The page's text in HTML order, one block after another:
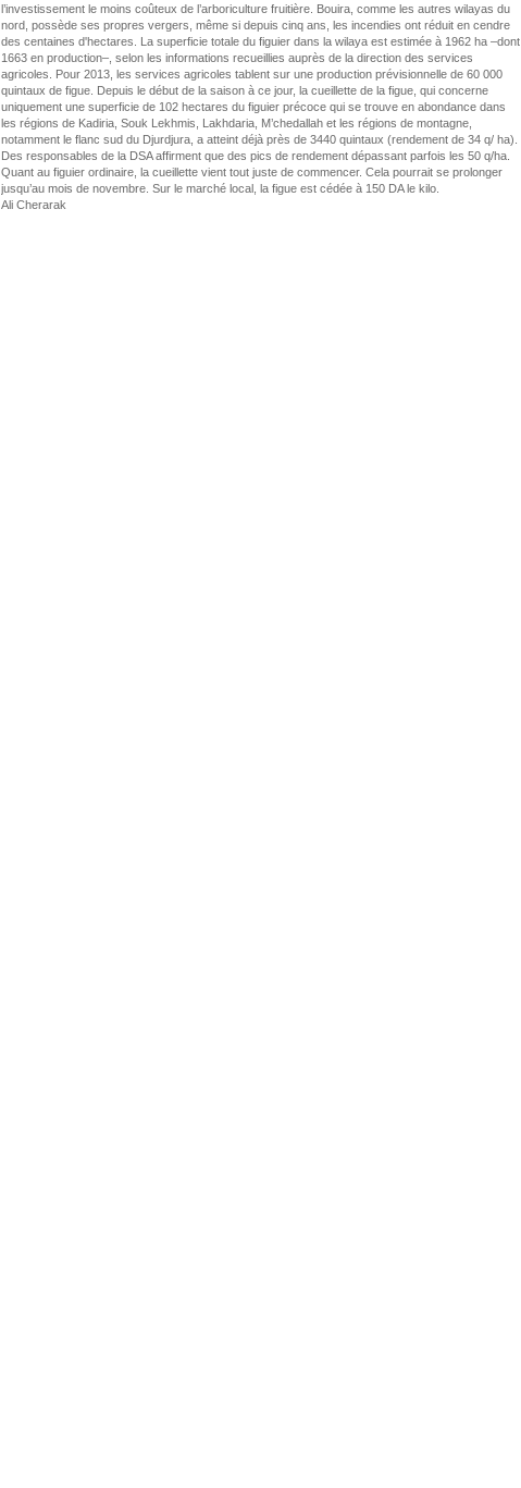
l’investissement le moins coûteux de l’arboriculture fruitière. Bouira, comme les autres wilayas du
nord, possède ses propres vergers, même si depuis cinq ans, les incendies ont réduit en cendre
des centaines d'hectares. La superficie totale du figuier dans la wilaya est estimée à 1962 ha –dont
1663 en production–, selon les informations recueillies auprès de la direction des services
agricoles. Pour 2013, les services agricoles tablent sur une production prévisionnelle de 60 000
quintaux de figue. Depuis le début de la saison à ce jour, la cueillette de la figue, qui concerne
uniquement une superficie de 102 hectares du figuier précoce qui se trouve en abondance dans
les régions de Kadiria, Souk Lekhmis, Lakhdaria, M’chedallah et les régions de montagne,
notamment le flanc sud du Djurdjura, a atteint déjà près de 3440 quintaux (rendement de 34 q/ ha).
Des responsables de la DSA affirment que des pics de rendement dépassant parfois les 50 q/ha.
Quant au figuier ordinaire, la cueillette vient tout juste de commencer. Cela pourrait se prolonger
jusqu’au mois de novembre. Sur le marché local, la figue est cédée à 150 DA le kilo.
Ali Cherarak